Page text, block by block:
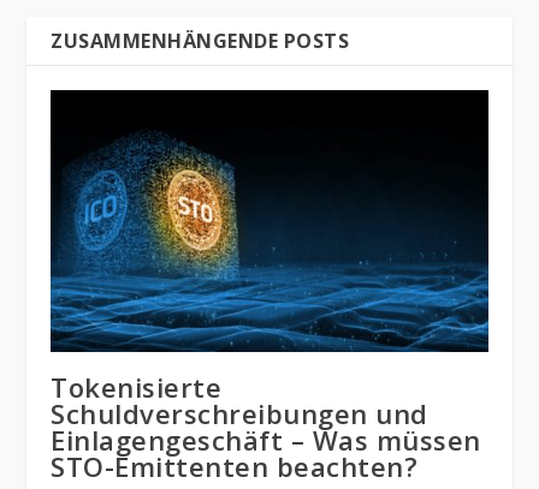
ZUSAMMENHÄNGENDE POSTS
Tokenisierte
Schuldverschreibungen und
Einlagengeschäft – Was müssen
STO-Emittenten beachten?